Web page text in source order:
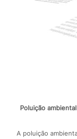
Poluição
A poluição